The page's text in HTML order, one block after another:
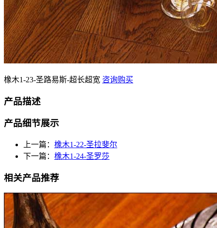
橡木1-23-圣路易斯-超长超宽 咨询购买
产品描述
产品细节展示
上一篇： 橡木1-22-圣拉斐尔
下一篇： 橡木1-24-圣罗莎
相关产品推荐